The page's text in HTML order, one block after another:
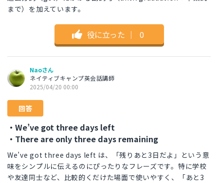
まで）を加えています。
役に立った ｜ 0
Naoさん
ネイティブキャンプ英会話講師
2025/04/20 00:00
回答
・We’ve got three days left
・There are only three days remaining
We’ve got three days left は、「残りあと3日だよ」という意
味をシンプルに伝えるのにぴったりなフレーズです。特に学校
や友達同士など、比較的くだけた場面で使いやすく、「あと3